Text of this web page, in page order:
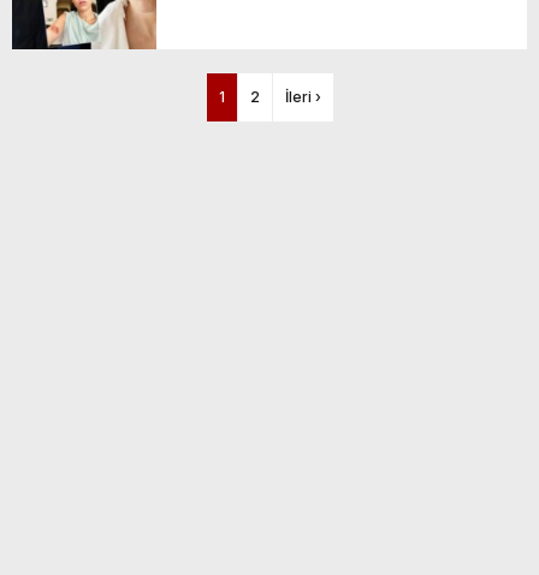
1 2 İleri ›